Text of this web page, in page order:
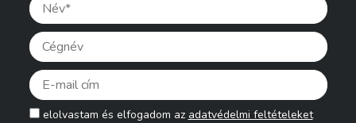
elolvastam és elfogadom az adatvédelmi feltételeket